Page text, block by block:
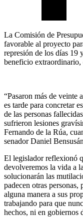
La Comisión de
favorable al proyecto
represión de los días 19
beneficio extraordinario,
“Pasaron más de veinte
es tarde para concretar
de las personas
sufrieron lesiones
Fernando de la Rúa,
senador Daniel
El legislador reflexionó
devolveremos la vida a
solucionarán las
padecen otras
alguna manera a sus
trabajando para que
hechos, ni en gobiernos